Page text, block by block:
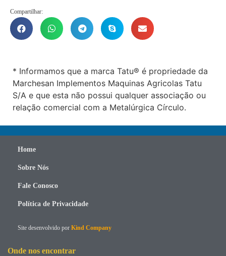
Compartilhar:
* Informamos que a marca Tatu® é propriedade da
Marchesan Implementos Maquinas Agricolas Tatu
S/A e que esta não possui qualquer associação ou
relação comercial com a Metalúrgica Círculo.
Home
Sobre Nós
Fale Conosco
Política de Privacidade
Site desenvolvido por Kind Company
Onde nos encontrar